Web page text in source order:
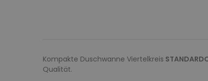
Kompakte Duschwanne Viertelkreis
Qualität.